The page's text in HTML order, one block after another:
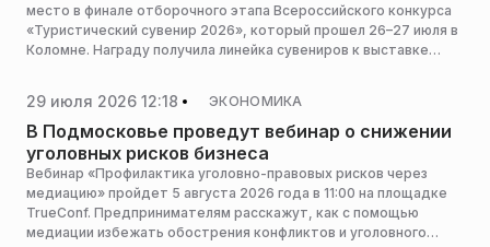
место в финале отборочного этапа Всероссийского конкурса
«Туристический сувенир 2026», который прошел 26–27 июля в
Коломне. Награду получила линейка сувениров к выставке
области.
29 июля 2026 12:18 ЭКОНОМИКА
В Подмосковье проведут вебинар о снижении
уголовных рисков бизнеса
Вебинар «Профилактика уголовно-правовых рисков через
медиацию» пройдет 5 августа 2026 года в 11:00 на площадке
TrueConf. Предпринимателям расскажут, как с помощью
медиации избежать обострения конфликтов и уголовного